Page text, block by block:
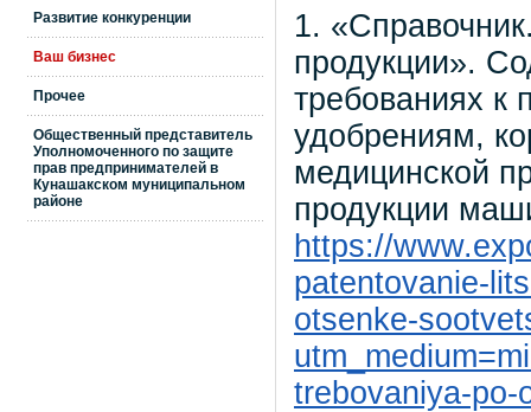
Развитие конкуренции
Ваш бизнес
Прочее
Общественный представитель
Уполномоченного по защите
прав предпринимателей в
Кунашакском муниципальном
районе
1.
продукции».
требованиях к
удобрениям,
медицинской
продукции
https://
patentovanie-
otsenke-
trebovaniya-po-